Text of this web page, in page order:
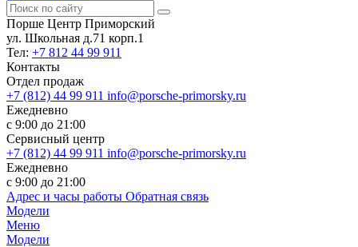
Порше Центр Приморский
ул. Школьная д.71 корп.1
Тел: +7 812 44 99 911
Контакты
Отдел продаж
+7 (812) 44 99 911 info@porsche-primorsky.ru
Ежедневно
с 9:00 до 21:00
Сервисный центр
+7 (812) 44 99 911 info@porsche-primorsky.ru
Ежедневно
с 9:00 до 21:00
Адрес и часы работы Обратная связь
Модели
Меню
Модели